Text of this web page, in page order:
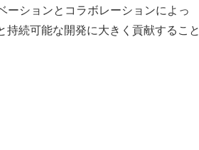
ーションとコラボレーションによっ
続可能な開発に大きく貢献すること